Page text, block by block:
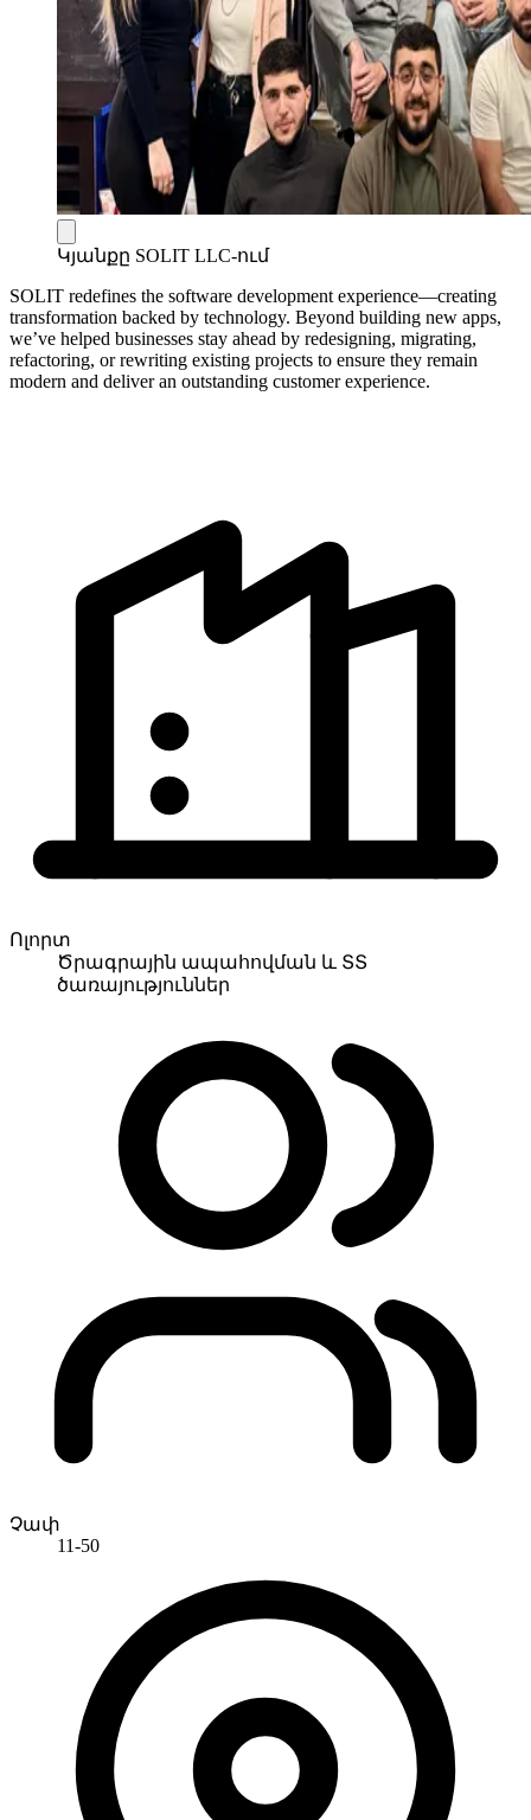
Կյանքը SOLIT LLC-ում
SOLIT redefines the software development experience—creating
transformation backed by technology. Beyond building new apps,
we’ve helped businesses stay ahead by redesigning, migrating,
refactoring, or rewriting existing projects to ensure they remain
modern and deliver an outstanding customer experience.
Ոլորտ
Ծրագրային ապահովման և ՏՏ
ծառայություններ
Չափ
11-50